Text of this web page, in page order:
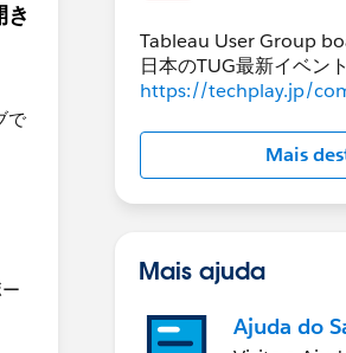
で
Tableau User Group
日本のTUG最新イベン
https://techplay.jp/
Mais
Mais ajuda
Ajuda do